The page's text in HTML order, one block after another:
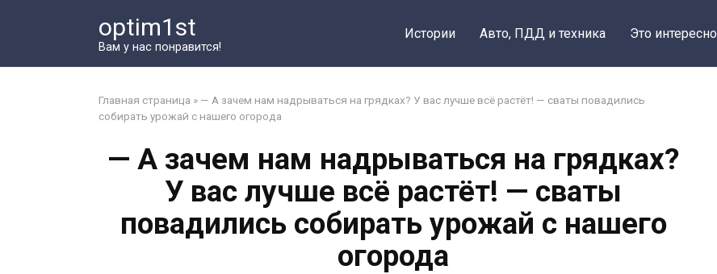
optim1st
Вам у нас понравится!
Истории Авто, ПДД и техника Это интересно
Главная страница » — А зачем нам надрываться на грядках? У вас лучше всё растёт! — сваты повадились
собирать урожай с нашего огорода
— А зачем нам надрываться на грядках?
У вас лучше всё растёт! — сваты
повадились собирать урожай с нашего
огорода